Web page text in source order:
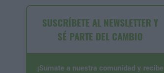
SUSCRÍBETE AL NEWSLETTER Y
SÉ PARTE DEL CAMBIO
¡Sumate a nuestra comunidad y recibe